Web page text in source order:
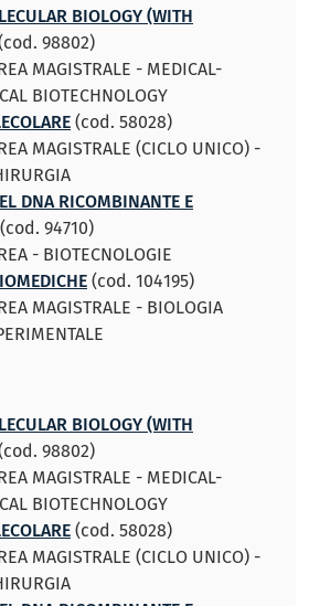
BIOLOGY (WITH
98802)
MAGISTRALE - MEDICAL-
BIOTECHNOLOGY
(cod. 58028)
MAGISTRALE (CICLO UNICO) -
DNA RICOMBINANTE E
(cod. 94710)
- BIOTECNOLOGIE
(cod. 104195)
MAGISTRALE - BIOLOGIA
BIOLOGY (WITH
98802)
MAGISTRALE - MEDICAL-
BIOTECHNOLOGY
(cod. 58028)
MAGISTRALE (CICLO UNICO) -